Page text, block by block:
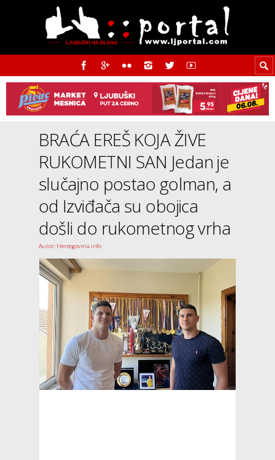
BRAĆA EREŠ KOJA ŽIVE
RUKOMETNI SAN Jedan je
slučajno postao golman, a
od Izviđača su obojica
došli do rukometnog vrha
Autor: Hercegovina.info